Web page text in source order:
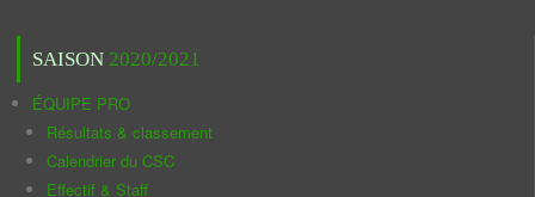
SAISON 2020/2021
ÉQUIPE PRO
Résultats & classement
Calendrier du CSC
Effectif & Staff